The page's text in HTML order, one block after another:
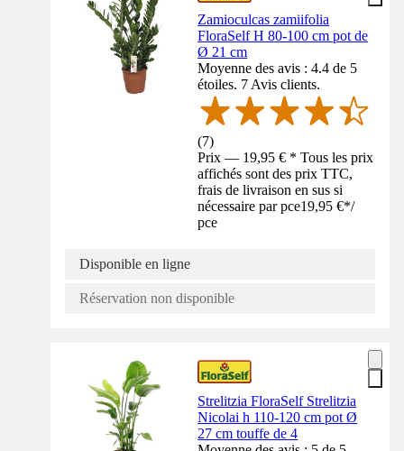
Zamioculcas zamiifolia
FloraSelf H 80-100 cm pot de
Ø 21 cm
Moyenne des avis : 4.4 de 5
étoiles. 7 Avis clients.
(7)
Prix — 19,95 € * Tous les prix
affichés sont des prix TTC,
frais de livraison en sus si
nécessaire par pce19,95 €*/
pce
Disponible en ligne
Réservation non disponible
Strelitzia FloraSelf Strelitzia
Nicolai h 110-120 cm pot Ø
27 cm touffe de 4